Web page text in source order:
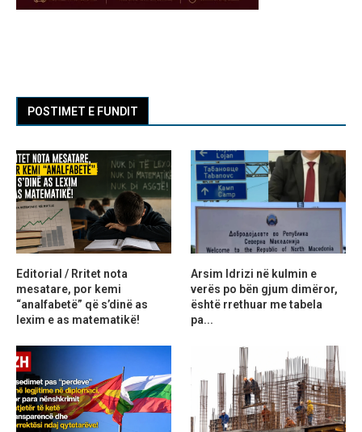
POSTIMET E FUNDIT
Editorial / Rritet nota
mesatare, por kemi
“analfabetë” që s’dinë as
lexim e as matematikë!
Arsim Idrizi në kulmin e
verës po bën gjum dimëror,
është rrethuar me tabela
pa...